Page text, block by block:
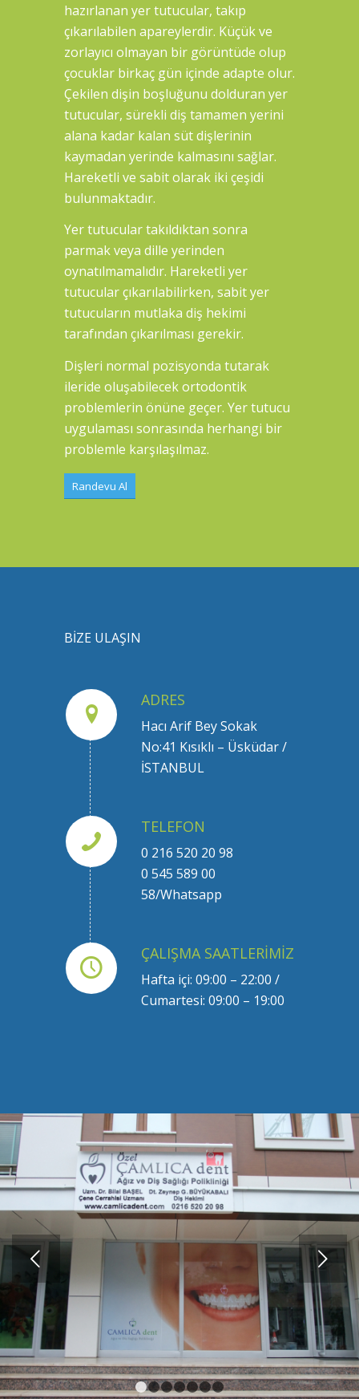
hazırlanan yer tutucular, takıp
çıkarılabilen apareylerdir. Küçük ve
zorlayıcı olmayan bir görüntüde olup
çocuklar birkaç gün içinde adapte olur.
Çekilen dişin boşluğunu dolduran yer
tutucular, sürekli diş tamamen yerini
alana kadar kalan süt dişlerinin
kaymadan yerinde kalmasını sağlar.
Hareketli ve sabit olarak iki çeşidi
bulunmaktadır.
Yer tutucular takıldıktan sonra
parmak veya dille yerinden
oynatılmamalıdır. Hareketli yer
tutucular çıkarılabilirken, sabit yer
tutucuların mutlaka diş hekimi
tarafından çıkarılması gerekir.
Dişleri normal pozisyonda tutarak
ileride oluşabilecek ortodontik
problemlerin önüne geçer. Yer tutucu
uygulaması sonrasında herhangi bir
problemle karşılaşılmaz.
Randevu Al
BİZE ULAŞIN
ADRES
Hacı Arif Bey Sokak
No:41 Kısıklı – Üsküdar /
İSTANBUL
TELEFON
0 216 520 20 98
0 545 589 00
58/Whatsapp
ÇALIŞMA SAATLERIMIZ
Hafta içi: 09:00 – 22:00 /
Cumartesi: 09:00 – 19:00
Sonraki